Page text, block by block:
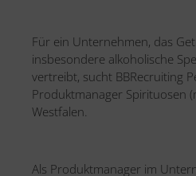
Für ein Unternehmen, das
insbesondere alkoholische
vertreibt, sucht BBRecruiting
Produktmanager Spirituosen
Westfalen.
Als Produktmanager im